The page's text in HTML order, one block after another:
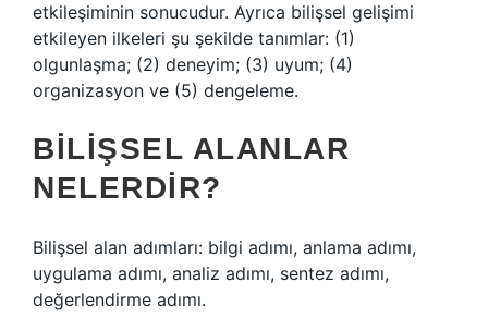
etkileşiminin sonucudur. Ayrıca bilişsel gelişimi
etkileyen ilkeleri şu şekilde tanımlar: (1)
olgunlaşma; (2) deneyim; (3) uyum; (4)
organizasyon ve (5) dengeleme.
BILIŞSEL ALANLAR
NELERDIR?
Bilişsel alan adımları: bilgi adımı, anlama adımı,
uygulama adımı, analiz adımı, sentez adımı,
değerlendirme adımı.